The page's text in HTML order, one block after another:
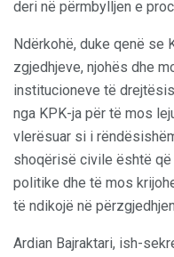
deri në përmbylljen e
Ndërkohë, duke qenë se
zgjedhjeve, njohës dhe
institucioneve të
nga KPK-ja për të mos
vlerësuar si i
shoqërisë civile është
politike dhe të mos
të ndikojë në
Ardian Bajraktari, ish-